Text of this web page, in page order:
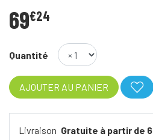
69€24
Quantité
AJOUTER AU PANIER
Livraison Gratuite à partir de